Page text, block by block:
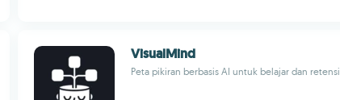
VisualMind
Peta pikiran berbasis AI untuk belajar dan retensi